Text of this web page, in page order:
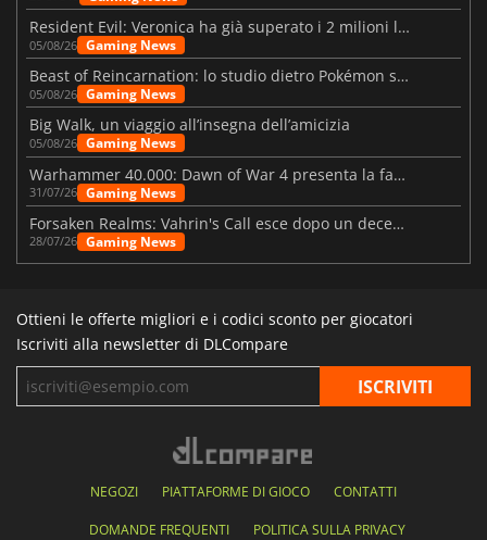
Resident Evil: Veronica ha già superato i 2 milioni liste dei desideri
05/08/26 Gaming News
Beast of Reincarnation: lo studio dietro Pokémon su una nuova strada
05/08/26 Gaming News
Big Walk, un viaggio all’insegna dell’amicizia
05/08/26 Gaming News
Warhammer 40.000: Dawn of War 4 presenta la fazione dei Necron
31/07/26 Gaming News
Forsaken Realms: Vahrin's Call esce dopo un decennio di sviluppo
28/07/26 Gaming News
Ottieni le offerte migliori e i codici sconto per giocatori
Iscriviti alla newsletter di DLCompare
NEGOZI PIATTAFORME DI GIOCO CONTATTI
DOMANDE FREQUENTI POLITICA SULLA PRIVACY